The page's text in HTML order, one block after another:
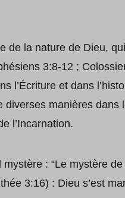
de la nature de Dieu,
3:8-12 ;
l’Écriture et dans
diverses manières dans
l’Incarnation.
: “Le mystère
3:16) : Dieu s’est